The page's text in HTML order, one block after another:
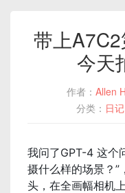
带上
今天
作者： Allen
分类： 日记
我问了GPT-4 这个
摄什么样的场景？
头，在全画幅相机